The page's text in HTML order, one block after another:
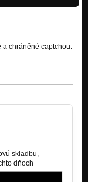
a chráněné captchou.
skladbu,
dňoch